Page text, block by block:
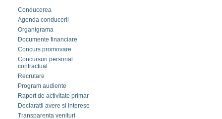
Conducerea
Agenda conducerii
Organigrama
Documente financiare
Concurs promovare
Concursuri personal
contractual
Recrutare
Program audiente
Raport de activitate primar
Declaratii avere si interese
Transparenta venituri